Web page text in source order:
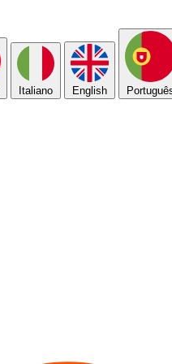
Italiano English